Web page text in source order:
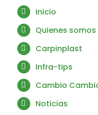
Inicio
Quienes somos
Carpinplast
Infra-tips
Cambio
Noticias